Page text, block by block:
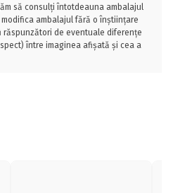
să consulți întotdeauna ambalajul
ambalajul fără o înștiințare
de eventuale diferențe
între imaginea afișată și cea a